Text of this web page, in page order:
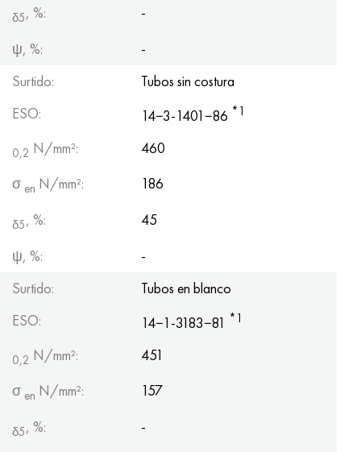
δ5, %:
-
ψ, %:
-
Surtido:
Tubos sin costura
ESO:
14−3-1401−86 *1
0,2 N/mm²:
460
σ en N/mm²: 186
δ5, %:
45
ψ, %:
-
Surtido:
Tubos en blanco
ESO:
14−1-3183−81 *1
0,2 N/mm²:
451
σ en N/mm²: 157
δ5, %:
-